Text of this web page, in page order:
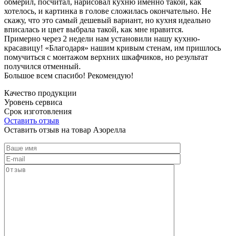
хотелось, и картинка в голове сложилась окончательно. Не
скажу, что это самый дешевый вариант, но кухня идеально
вписалась и цвет выбрала такой, как мне нравится.
Примерно через 2 недели нам установили нашу кухню-
красавицу! «Благодаря» нашим кривым стенам, им пришлось
помучиться с монтажом верхних шкафчиков, но результат
получился отменный.
Большое всем спасибо! Рекомендую!
Качество продукции
Уровень сервиса
Срок изготовления
Оставить отзыв
Оставить отзыв на товар Азорелла